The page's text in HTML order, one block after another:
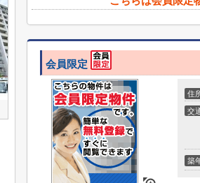
会員限定
住
交
築